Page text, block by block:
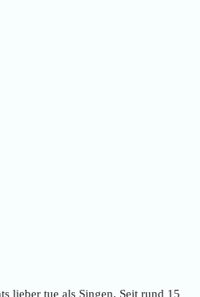
lieber tue als Singen. Seit rund 15